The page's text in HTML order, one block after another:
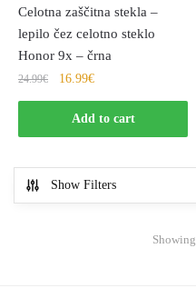
Celotna zaščitna stekla –
lepilo čez celotno steklo
Honor 9x – črna
24.99€ 16.99€
Add to cart
Show Filters